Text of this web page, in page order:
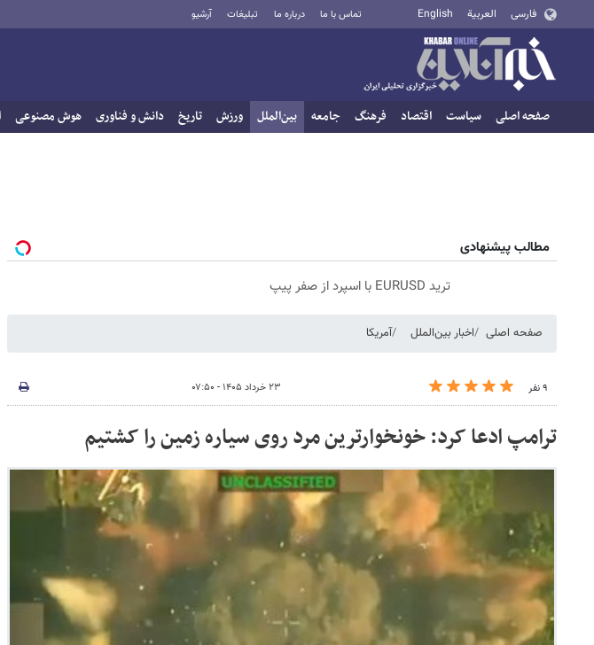
فارسی العربية English تماس با ما درباره ما تبلیغات آرشیو
صفحه اصلی سیاست اقتصاد فرهنگ جامعه بین‌الملل ورزش تاریخ دانش و فناوری هوش مصنوعی
مطالب پیشنهادی
ترید EURUSD با اسپرد از صفر پیپ
صفحه اصلی اخبار بین‌الملل آمریکا
۹ نفر ۲۳ خرداد ۱۴۰۵ - ۰۷:۵۰
ترامپ ادعا کرد: خونخوارترین مرد روی سیاره زمین را کشتیم